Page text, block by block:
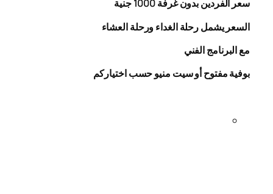
سعر الفردين بدون غرفة1000جنية
السعر يشمل رحلة الغداء ورحلة العشاء
مع البرنامج الفني
بوفية مفتوح أو سيت منيو حسب اختياركم